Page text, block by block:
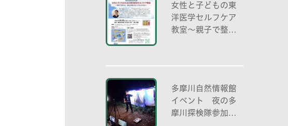
女性と子どもの東
洋医学セルフケア
教室～親子で整え
多摩川自然情報館
イベント 夜の多
摩川探検隊参加者